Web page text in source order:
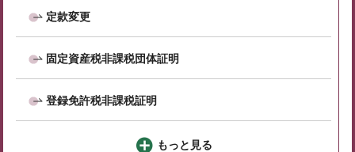
定款変更
固定資産税非課税団体証明
登録免許税非課税証明
もっと見る